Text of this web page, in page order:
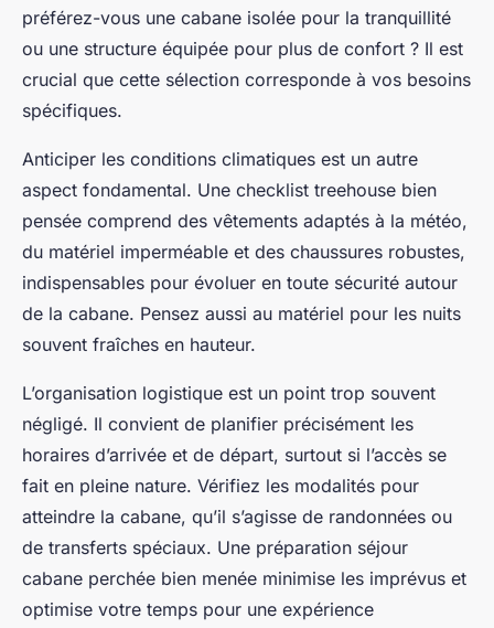
préférez-vous une cabane isolée pour la tranquillité
ou une structure équipée pour plus de confort ? Il est
crucial que cette sélection corresponde à vos besoins
spécifiques.
Anticiper les conditions climatiques est un autre
aspect fondamental. Une checklist treehouse bien
pensée comprend des vêtements adaptés à la météo,
du matériel imperméable et des chaussures robustes,
indispensables pour évoluer en toute sécurité autour
de la cabane. Pensez aussi au matériel pour les nuits
souvent fraîches en hauteur.
L’organisation logistique est un point trop souvent
négligé. Il convient de planifier précisément les
horaires d’arrivée et de départ, surtout si l’accès se
fait en pleine nature. Vérifiez les modalités pour
atteindre la cabane, qu’il s’agisse de randonnées ou
de transferts spéciaux. Une préparation séjour
cabane perchée bien menée minimise les imprévus et
optimise votre temps pour une expérience